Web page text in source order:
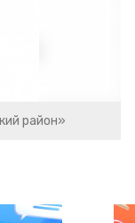
район»